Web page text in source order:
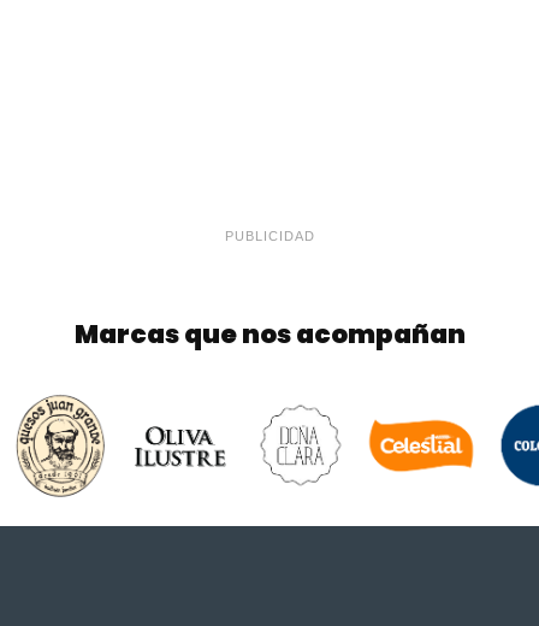
PUBLICIDAD
Marcas que nos acompañan